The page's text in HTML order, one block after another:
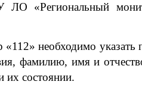
«Региональный
необходимо
фамилию, имя и
их состоянии.